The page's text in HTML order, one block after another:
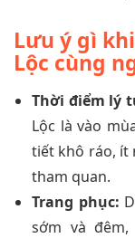
Lưu ý gì
Lộc cùng
Thời điểm lý
Lộc là vào
tiết khô ráo, ít
tham quan.
Trang phục:
sớm và